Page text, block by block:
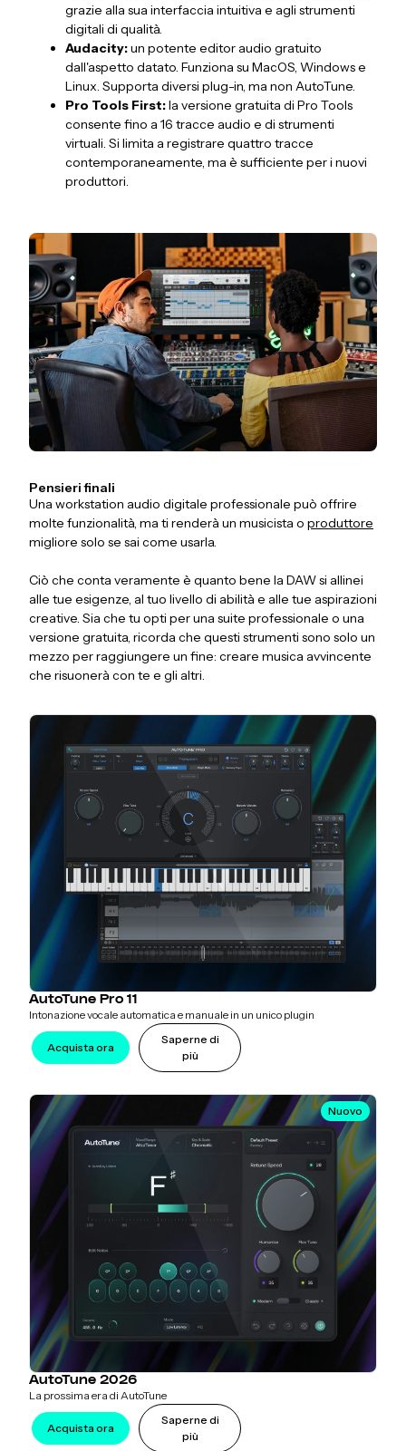
grazie alla sua interfaccia intuitiva e agli strumenti
digitali di qualità.
Audacity:un potente editor audio gratuito
dall'aspetto datato. Funziona su MacOS, Windows e
Linux. Supporta diversi plug-in, ma non AutoTune.
Pro Tools First:la versione gratuita di Pro Tools
consente fino a 16 tracce audio e di strumenti
virtuali. Si limita a registrare quattro tracce
contemporaneamente, ma è sufficiente per i nuovi
produttori.
Pensieri finali
Una workstation audio digitale professionale può offrire
molte funzionalità, ma ti renderà un musicista o produttore
migliore solo se sai come usarla.
Ciò che conta veramente è quanto bene la DAW si allinei
alle tue esigenze, al tuo livello di abilità e alle tue aspirazioni
creative. Sia che tu opti per una suite professionale o una
versione gratuita, ricorda che questi strumenti sono solo un
mezzo per raggiungere un fine: creare musica avvincente
che risuonerà con te e gli altri.
AutoTune Pro 11
Intonazione vocale automatica e manuale in un unico plugin
Acquista ora
Saperne di
più
Nuovo
AutoTune 2026
La prossima era di AutoTune
Acquista ora
Saperne di
più